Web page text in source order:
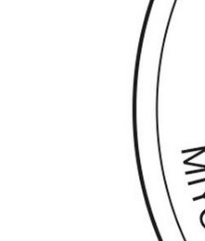
2033...